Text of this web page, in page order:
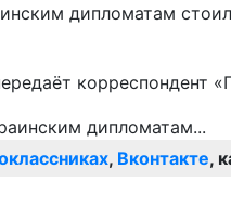
дипломатам
корреспондент
, Вконтакте,